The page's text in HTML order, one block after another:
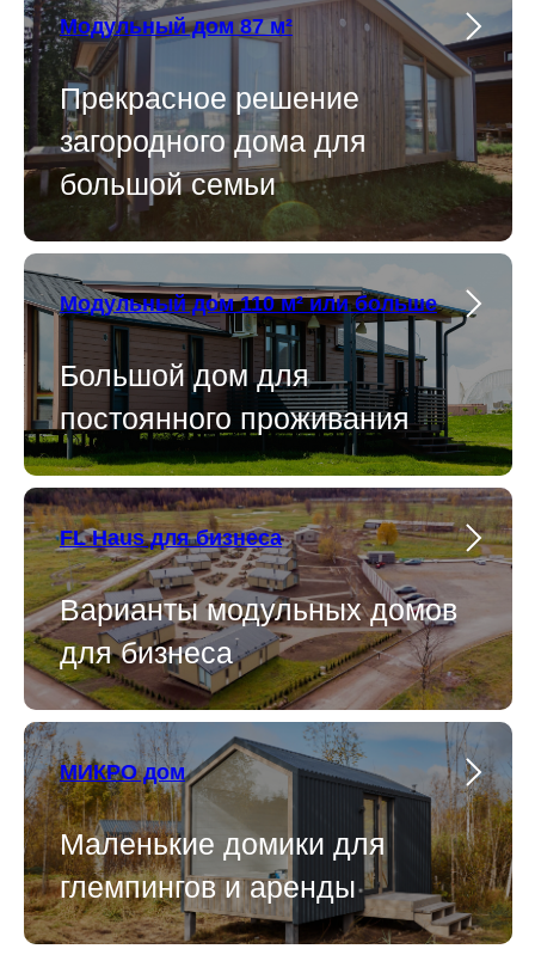
Модульный дом 87 м²
Прекрасное решение
загородного дома для
большой семьи
Модульный дом 110 м² или больше
Большой дом для
постоянного проживания
FL Haus для бизнеса
Варианты модульных домов
для бизнеса
МИКРО дом
Маленькие домики для
глемпингов и аренды